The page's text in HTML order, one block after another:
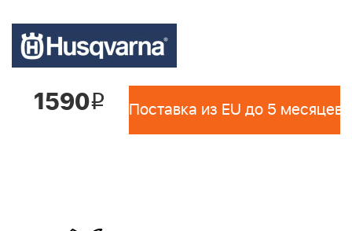
1590i Поставка из EU до 5 месяцев